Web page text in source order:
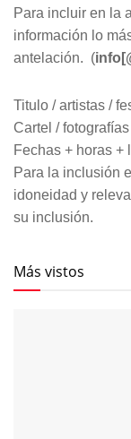
Para incluir en la
información lo
antelación. (
Titulo / artistas /
Cartel / fotografías
Fechas + horas +
Para la inclusión
idoneidad y
su inclusión.
Más vistos